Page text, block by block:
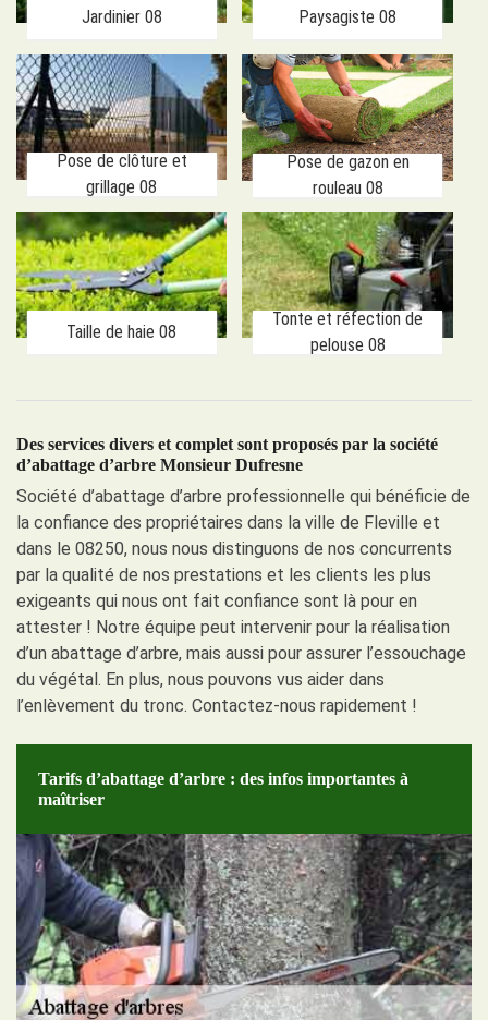
Jardinier 08 Paysagiste 08
Pose de clôture et
grillage 08
Pose de gazon en
rouleau 08
Taille de haie 08
Tonte et réfection de
pelouse 08
Des services divers et complet sont proposés par la société
d’abattage d’arbre Monsieur Dufresne
Société d’abattage d’arbre professionnelle qui bénéficie de
la confiance des propriétaires dans la ville de Fleville et
dans le 08250, nous nous distinguons de nos concurrents
par la qualité de nos prestations et les clients les plus
exigeants qui nous ont fait confiance sont là pour en
attester ! Notre équipe peut intervenir pour la réalisation
d’un abattage d’arbre, mais aussi pour assurer l’essouchage
du végétal. En plus, nous pouvons vus aider dans
l’enlèvement du tronc. Contactez-nous rapidement !
Tarifs d’abattage d’arbre : des infos importantes à
maîtriser